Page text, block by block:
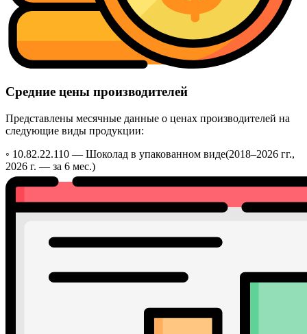
Средние цены производителей
Представлены месячные данные о ценах производителей на
следующие виды продукции:
◦ 10.82.22.110 — Шоколад в упакованном виде(2018–2026 гг.,
2026 г. — за 6 мес.)